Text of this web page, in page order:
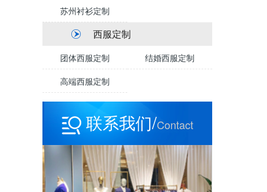
苏州衬衫定制
西服定制
团体西服定制
结婚西服定制
高端西服定制
联系我们/Contact